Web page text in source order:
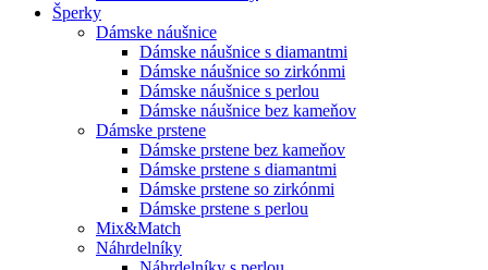
Šperky
Dámske náušnice
Dámske náušnice s diamantmi
Dámske náušnice so zirkónmi
Dámske náušnice s perlou
Dámske náušnice bez kameňov
Dámske prstene
Dámske prstene bez kameňov
Dámske prstene s diamantmi
Dámske prstene so zirkónmi
Dámske prstene s perlou
Mix&Match
Náhrdelníky